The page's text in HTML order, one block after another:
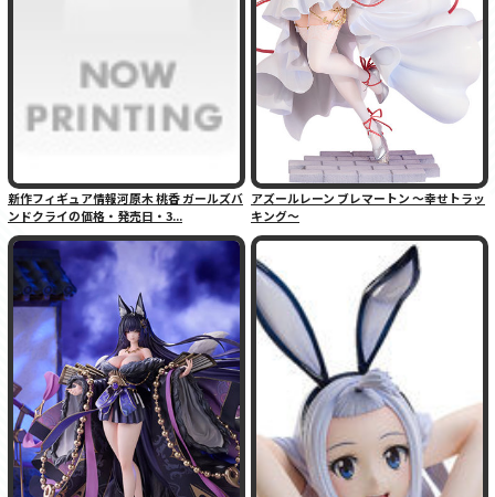
新作フィギュア情報河原木 桃香 ガールズバ
ンドクライの価格・発売日・3...
アズールレーン ブレマートン 〜幸せトラッ
キング〜